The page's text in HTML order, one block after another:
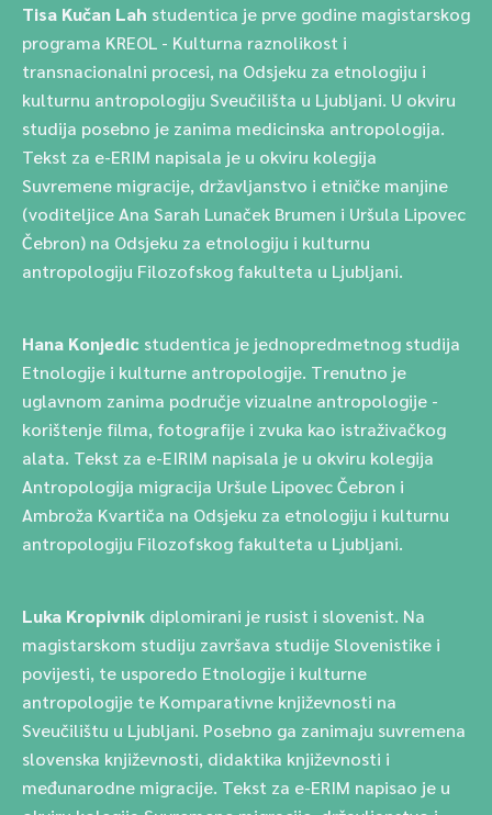
Tisa Kučan Lah studentica je prve godine magistarskog
programa KREOL - Kulturna raznolikost i
transnacionalni procesi, na Odsjeku za etnologiju i
kulturnu antropologiju Sveučilišta u Ljubljani. U okviru
studija posebno je zanima medicinska antropologija.
Tekst za e-ERIM napisala je u okviru kolegija
Suvremene migracije, državljanstvo i etničke manjine
(voditeljice Ana Sarah Lunaček Brumen i Uršula Lipovec
Čebron) na Odsjeku za etnologiju i kulturnu
antropologiju Filozofskog fakulteta u Ljubljani.
Hana Konjedic studentica je jednopredmetnog studija
Etnologije i kulturne antropologije. Trenutno je
uglavnom zanima područje vizualne antropologije -
korištenje filma, fotografije i zvuka kao istraživačkog
alata. Tekst za e-EIRIM napisala je u okviru kolegija
Antropologija migracija Uršule Lipovec Čebron i
Ambroža Kvartiča na Odsjeku za etnologiju i kulturnu
antropologiju Filozofskog fakulteta u Ljubljani.
Luka Kropivnik diplomirani je rusist i slovenist. Na
magistarskom studiju završava studije Slovenistike i
povijesti, te usporedo Etnologije i kulturne
antropologije te Komparativne književnosti na
Sveučilištu u Ljubljani. Posebno ga zanimaju suvremena
slovenska književnosti, didaktika književnosti i
međunarodne migracije. Tekst za e-ERIM napisao je u